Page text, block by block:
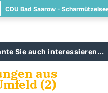
CDU Bad Saarow -
Sie auch interessieren...
aus
(2)